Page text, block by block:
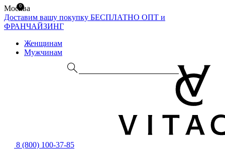
Москва
Доставим вашу покупку БЕСПЛАТНО ОПТ и
ФРАНЧАЙЗИНГ
Женщинам
Мужчинам
8 (800) 100-37-85
0